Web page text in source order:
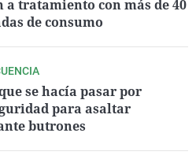
a tratamiento con más de 40
de consumo
se hacía pasar por
para asaltar
butrones